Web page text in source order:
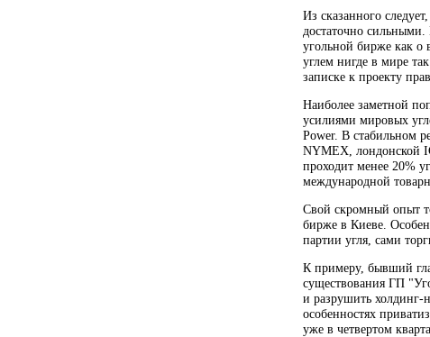
Из сказанного
достаточно
угольной бирже как о
углем нигде в мире
записке к проекту
Наиболее заметной
усилиями мировых
Power. В стабильном
NYMEX, лондонской
проходит менее 20%
международной
Свой скромный опыт
бирже в Киеве.
партии угля, сами
К примеру, бывший
существования ГП
и разрушить холдинг-
особенностях
уже в четвертом